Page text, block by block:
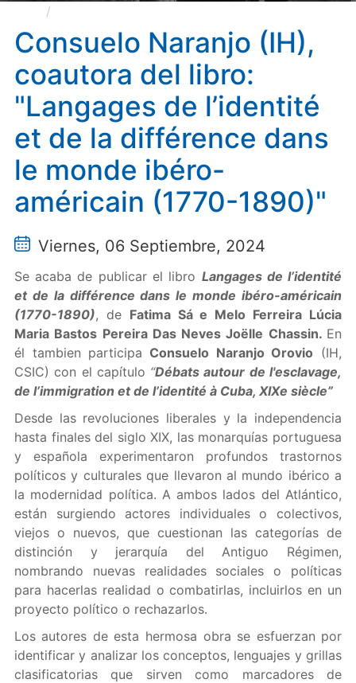
"Langages de l’identité et de la différence dans le
monde ibéro-américain (1770-1890)"
Consuelo Naranjo (IH),
coautora del libro:
"Langages de l’identité
et de la différence dans
le monde ibéro-
américain (1770-1890)"
Viernes, 06 Septiembre, 2024
Se acaba de publicar el libro Langages de l’identité
et de la différence dans le monde ibéro-américain
(1770-1890), de Fatima Sá e Melo Ferreira Lúcia
Maria Bastos Pereira Das Neves Joëlle Chassin. En
él tambien participa Consuelo Naranjo Orovio (IH,
CSIC) con el capítulo “Débats autour de l'esclavage,
de l’immigration et de l’identité à Cuba, XIXe siècle”
Desde las revoluciones liberales y la independencia
hasta finales del siglo XIX, las monarquías portuguesa
y española experimentaron profundos trastornos
políticos y culturales que llevaron al mundo ibérico a
la modernidad política. A ambos lados del Atlántico,
están surgiendo actores individuales o colectivos,
viejos o nuevos, que cuestionan las categorías de
distinción y jerarquía del Antiguo Régimen,
nombrando nuevas realidades sociales o políticas
para hacerlas realidad o combatirlas, incluirlos en un
proyecto político o rechazarlos.
Los autores de esta hermosa obra se esfuerzan por
identificar y analizar los conceptos, lenguajes y grillas
clasificatorias que sirven como marcadores de